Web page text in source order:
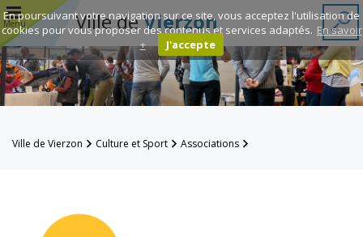
Menu Ville deVierzon
Annuaire des
associations
Espace
Famille
Ville de Vierzon Culture et Sport Associations
En poursuivant votre navigation sur ce site, vous acceptez l'utilisation de
cookies pour vous proposer des contenus et services adaptés. En savoir
+
J'accepte